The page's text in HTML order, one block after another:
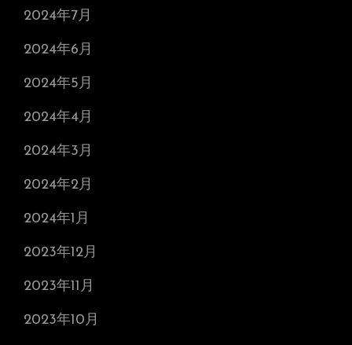
2024年7月
2024年6月
2024年5月
2024年4月
2024年3月
2024年2月
2024年1月
2023年12月
2023年11月
2023年10月